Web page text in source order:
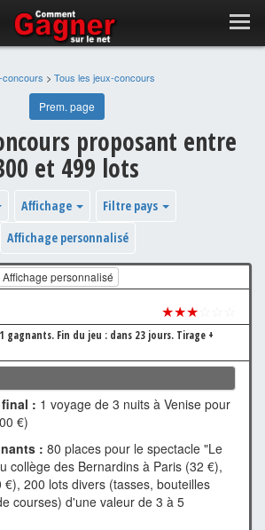
> Tous les jeux-concours
Prem. page
proposant entre
et 499 lots
Affichage
Filtre pays
Affichage personnalisé
Affichage personnalisé
★★★
gagnants. Fin du jeu : dans 23 jours. Tirage +
: 1 voyage de 3 nuits à Venise pour
€)
: 80 places pour le spectacle "Le
collège des Bernardins à Paris (32 €),
200 lots divers (tasses, bouteilles
courses) d'une valeur de 3 à 5